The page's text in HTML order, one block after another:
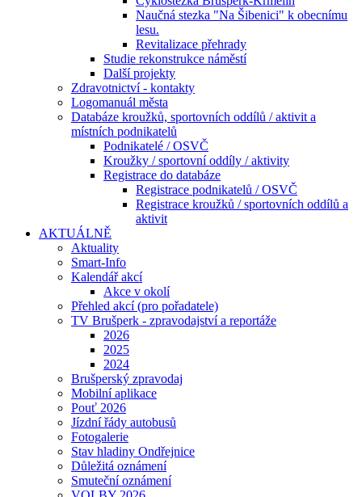
Naučná stezka "Na Šibenici" k obecnímu
lesu.
Revitalizace přehrady
Studie rekonstrukce náměstí
Další projekty
Zdravotnictví - kontakty
Logomanuál města
Databáze kroužků, sportovních oddílů / aktivit a
místních podnikatelů
Podnikatelé / OSVČ
Kroužky / sportovní oddíly / aktivity
Registrace do databáze
Registrace podnikatelů / OSVČ
Registrace kroužků / sportovních oddílů a
aktivit
AKTUÁLNĚ
Aktuality
Smart-Info
Kalendář akcí
Akce v okolí
Přehled akcí (pro pořadatele)
TV Brušperk - zpravodajství a reportáže
2026
2025
2024
Brušperský zpravodaj
Mobilní aplikace
Pouť 2026
Jízdní řády autobusů
Fotogalerie
Stav hladiny Ondřejnice
Důležitá oznámení
Smuteční oznámení